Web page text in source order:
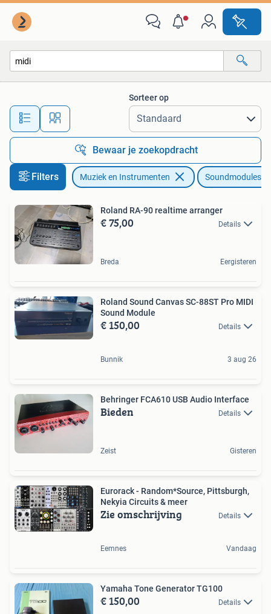
Alle afstanden…
Sorteer op
Bewaar je zoekopdracht
Filters Muziek en Instrumenten Soundmodules
Roland RA-90 realtime arranger
€ 75,00 Details
Breda Eergisteren
Roland Sound Canvas SC-88ST Pro MIDI
Sound Module
€ 150,00 Details
Bunnik 3 aug 26
Behringer FCA610 USB Audio Interface
Bieden Details
Zeist Gisteren
Eurorack - Random*Source, Pittsburgh,
Nekyia Circuits & meer
Zie omschrijving Details
Eemnes Vandaag
Yamaha Tone Generator TG100
€ 150,00 Details